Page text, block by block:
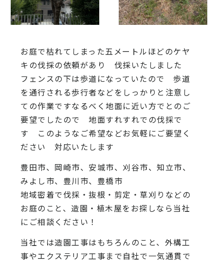
お庭で枯れてしまった五メートルほどのケヤ
キの伐採の依頼があり 伐採いたしました
フェンスの下は歩道になっていたので 歩道
を通行される歩行者などをしっかりと注意し
ての作業ですなるべく地面に近い方でとのご
要望でしたので 地面すれすれでの伐採で
す このようなご希望などお気軽にご要望く
ださい 対応いたします
豊田市、岡崎市、安城市、刈谷市、知立市、
みよし市、豊川市、豊橋市
地域密着で伐採・抜根・剪定・草刈りなどの
お庭のこと、造園・植木屋をお探しなら当社
にご相談ください！
当社では造園工事はもちろんのこと、外構工
事やエクステリア工事まで自社で一気通貫で